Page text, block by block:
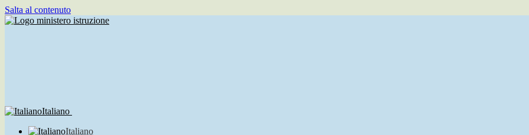
Salta al contenuto
Italiano
Italiano